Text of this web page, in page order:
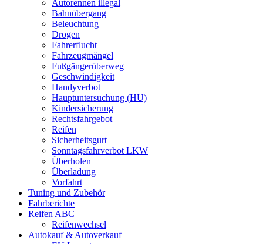
Autorennen illegal
Bahnübergang
Beleuchtung
Drogen
Fahrerflucht
Fahrzeugmängel
Fußgängerüberweg
Geschwindigkeit
Handyverbot
Hauptuntersuchung (HU)
Kindersicherung
Rechtsfahrgebot
Reifen
Sicherheitsgurt
Sonntagsfahrverbot LKW
Überholen
Überladung
Vorfahrt
Tuning und Zubehör
Fahrberichte
Reifen ABC
Reifenwechsel
Autokauf & Autoverkauf